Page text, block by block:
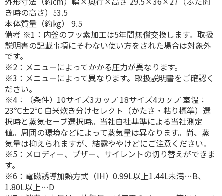
き時の高さ）53.5
本体質量（約kg） 9.5
備考 ※1：内釜のフッ素加工は5年間無償交換します。取扱
説明書の記載事項にそわない使い方をされた場合は対象外
です。
※2：メニューによってかかる圧力が異なります。
※3：メニューによって異なります。取扱説明書をご確認く
ださい。
※4：（条件）10サイズ3カップ 18サイズ4カップ 室温：
23℃±2℃ 白米炊き分けセレクト（かたさ・粘り標準）選
択時と蒸気セーブ選択時。当社自社基準による当社測定
値。周囲の環境などによって蒸気量は異なります。尚、蒸
気量は抑えられますが、結露ややけどにご注意ください。
※5：メロディー、ブザー、サイレントの切り替えができま
す。
※6：電磁誘導加熱方式（IH）0.99L以上1.44L未満…B、
1.80L以上…D